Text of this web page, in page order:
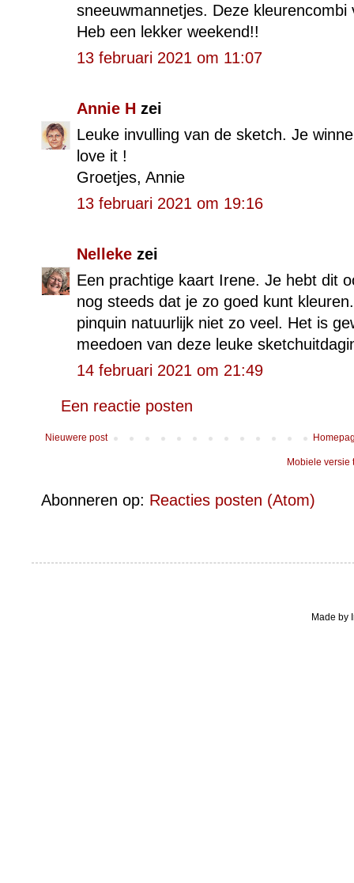
sneeuwmannetjes. Deze
Heb een lekker weekend!!
13 februari 2021 om 11:07
Annie H zei
Leuke invulling van de sketch. Je
love it !
Groetjes, Annie
13 februari 2021 om 19:16
Nelleke zei
Een prachtige kaart Irene. Je hebt dit
nog steeds dat je zo goed kunt
pinquin natuurlijk niet zo veel. Het is
meedoen van deze leuke
14 februari 2021 om 21:49
Een reactie posten
Nieuwere post
Mobiele versie
Abonneren op: Reacties posten (Atom)
Made by